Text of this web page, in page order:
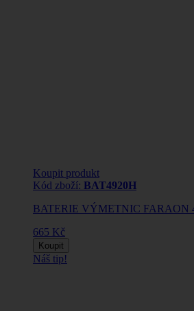
Koupit produkt
Kód zboží: BAT4920H
BATERIE VÝMETNIC FARAON
665 Kč
Koupit
Náš tip!